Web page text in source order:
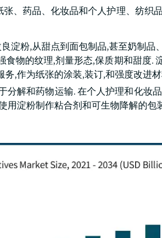
、药品、化妆品和个人护理、纺织
淀粉,从甜点到面包制品,甚至奶制
物的纹理,剂量形态,保质期和甜度.
,作为纸张的涂装,装订,和强度改进
解和药物运输. 在个人护理和化妆
用淀粉制作粘合剂和可生物降解的包